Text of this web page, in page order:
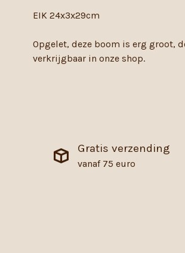
EIK 24x3x29cm
Opgelet, deze boom is erg groot,
verkrijgbaar in onze shop.
Gratis verzending
vanaf 75 euro